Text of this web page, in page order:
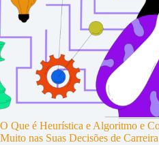
O Que é Heurística e Algoritmo e
Muito nas Suas Decisões de Carreira